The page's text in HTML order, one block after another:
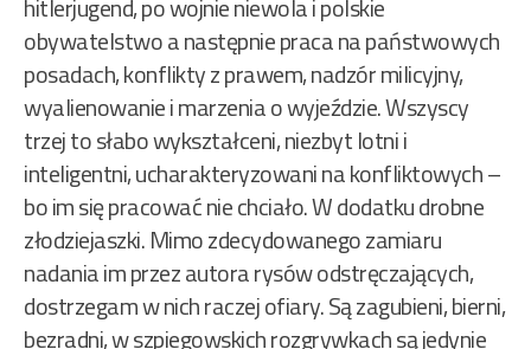
hitlerjugend, po wojnie niewola i polskie
obywatelstwo a następnie praca na państwowych
posadach, konflikty z prawem, nadzór milicyjny,
wyalienowanie i marzenia o wyjeździe. Wszyscy
trzej to słabo wykształceni, niezbyt lotni i
inteligentni, ucharakteryzowani na konfliktowych –
bo im się pracować nie chciało. W dodatku drobne
złodziejaszki. Mimo zdecydowanego zamiaru
nadania im przez autora rysów odstręczających,
dostrzegam w nich raczej ofiary. Są zagubieni, bierni,
bezradni, w szpiegowskich rozgrywkach są jedynie